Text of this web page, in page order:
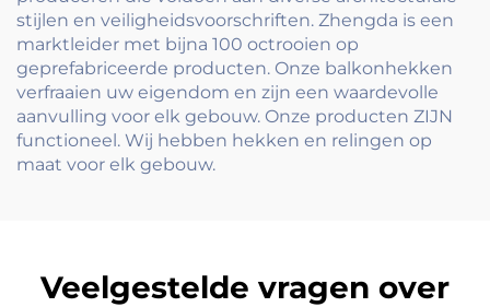
stijlen en veiligheidsvoorschriften. Zhengda is een
marktleider met bijna 100 octrooien op
geprefabriceerde producten. Onze balkonhekken
verfraaien uw eigendom en zijn een waardevolle
aanvulling voor elk gebouw. Onze producten ZIJN
functioneel. Wij hebben hekken en relingen op
maat voor elk gebouw.
Veelgestelde vragen over